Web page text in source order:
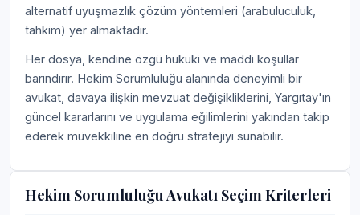
alternatif uyuşmazlık çözüm yöntemleri (arabuluculuk,
tahkim) yer almaktadır.
Her dosya, kendine özgü hukuki ve maddi koşullar
barındırır. Hekim Sorumluluğu alanında deneyimli bir
avukat, davaya ilişkin mevzuat değişikliklerini, Yargıtay'ın
güncel kararlarını ve uygulama eğilimlerini yakından takip
ederek müvekkiline en doğru stratejiyi sunabilir.
Hekim Sorumluluğu Avukatı Seçim Kriterleri